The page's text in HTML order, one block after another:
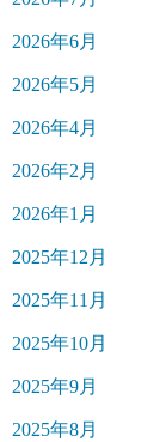
2026年6月
2026年5月
2026年4月
2026年2月
2026年1月
2025年12月
2025年11月
2025年10月
2025年9月
2025年8月